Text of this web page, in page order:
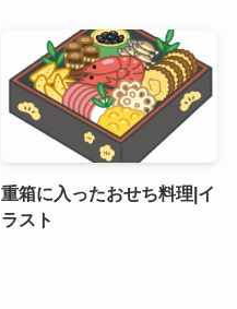
重箱に入ったおせち料理|イ
ラスト